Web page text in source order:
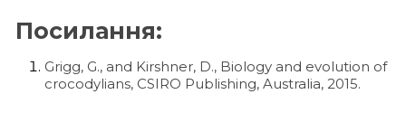
Посилання:
Grigg, G., and Kirshner, D., Biology and evolution of
crocodylians, CSIRO Publishing, Australia, 2015.